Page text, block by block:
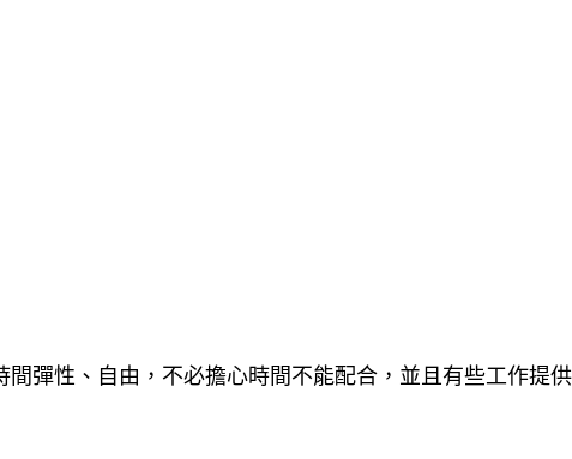
彈性、自由，不必擔心時間不能配合，並且有些工作提